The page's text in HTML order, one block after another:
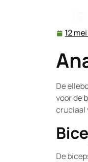
12
De
voor de
cruciaal
De